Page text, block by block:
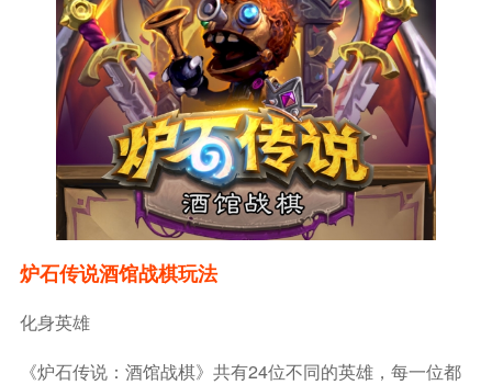
炉石传说酒馆战棋玩法
化身英雄
《炉石传说：酒馆战棋》共有24位不同的英雄，每一位都